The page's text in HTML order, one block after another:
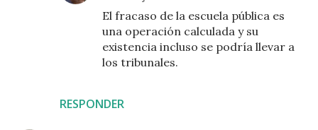
RESPONDER
El fracaso de la escuela pública es
una operación calculada y su
existencia incluso se podría llevar a
los tribunales.